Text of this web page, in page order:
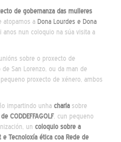
de gobernanza das mulleres
atopamos a Dona Lourdes e Dona
nun coloquio na súa visita a
sobre o proxecto de
San Lorenzo, ou da man de
proxecto de xénero, ambos
impartindo unha charlasobre
CODDEFFAGOLF, cun pequeno
un coloquio sobre a
Tecnoloxía ética coa Rede de